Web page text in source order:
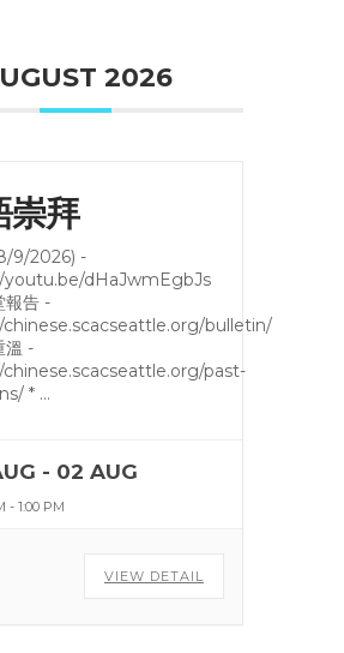
2026
崇拜
9/2026) -
dHaJwmEgbJs
報告 -
bulletin/
溫 -
past-
* ...
- 02 AUG
- 1:00 PM
VIEW DETAIL